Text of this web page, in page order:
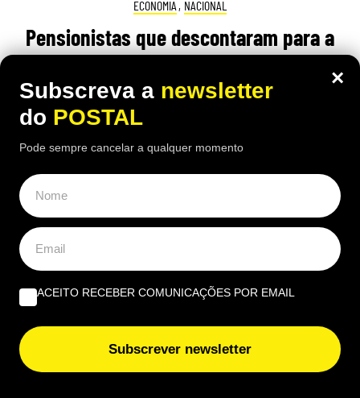
ECONOMIA , NACIONAL
Pensionistas que descontaram para a
podem ter um aumento no valor da
18:30 5 Agosto, 2026|Rubén Gonçalves
Quem estava inscrito na Segurança Social até esta
cálculo da pensão
ÚLTIMAS NOTÍCIAS
“É o local perfeito”: britânicos consideram este lugar
em Portugal um dos melhores destinos para
×
Subscreva a newsletter
do POSTAL
Pode sempre cancelar a qualquer momento
ACEITO RECEBER COMUNICAÇÕES POR EMAIL
Subscrever newsletter